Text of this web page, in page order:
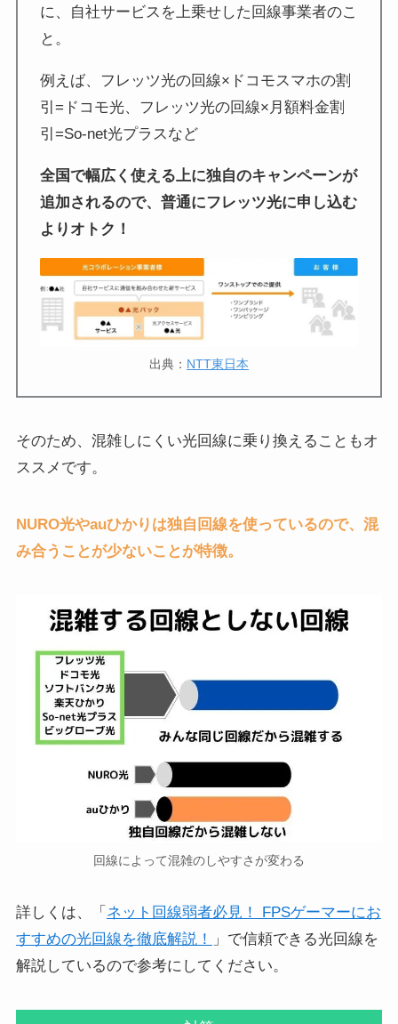
に、自社サービスを上乗せした回線事業者のこ
と。
例えば、フレッツ光の回線×ドコモスマホの割
引=ドコモ光、フレッツ光の回線×月額料金割
引=So-net光プラスなど
全国で幅広く使える上に独自のキャンペーンが
追加されるので、普通にフレッツ光に申し込む
よりオトク！
出典： NTT東日本
そのため、混雑しにくい光回線に乗り換えることもオ
ススメです。
NURO光やauひかりは独自回線を使っているので、混
み合うことが少ないことが特徴。
回線によって混雑のしやすさが変わる
詳しくは、「 ネット回線弱者必見！ FPSゲーマーにお
すすめの光回線を徹底解説！
」で信頼できる光回線を
解説しているので参考にしてください。